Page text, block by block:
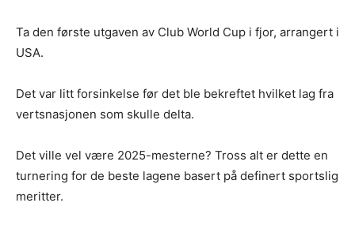
Ta den første utgaven av Club World Cup i fjor, arrangert i
USA.
Det var litt forsinkelse før det ble bekreftet hvilket lag fra
vertsnasjonen som skulle delta.
Det ville vel være 2025-mesterne? Tross alt er dette en
turnering for de beste lagene basert på definert sportslig
meritter.